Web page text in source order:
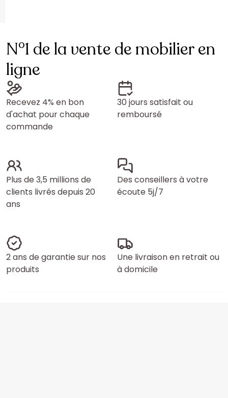
N°1 de la vente de mobilier en
ligne
Recevez 4% en bon
d'achat pour chaque
commande
30 jours satisfait ou
remboursé
Plus de 3,5 millions de
clients livrés depuis 20
ans
Des conseillers à votre
écoute 5j/7
2 ans de garantie sur nos
produits
Une livraison en retrait ou
à domicile